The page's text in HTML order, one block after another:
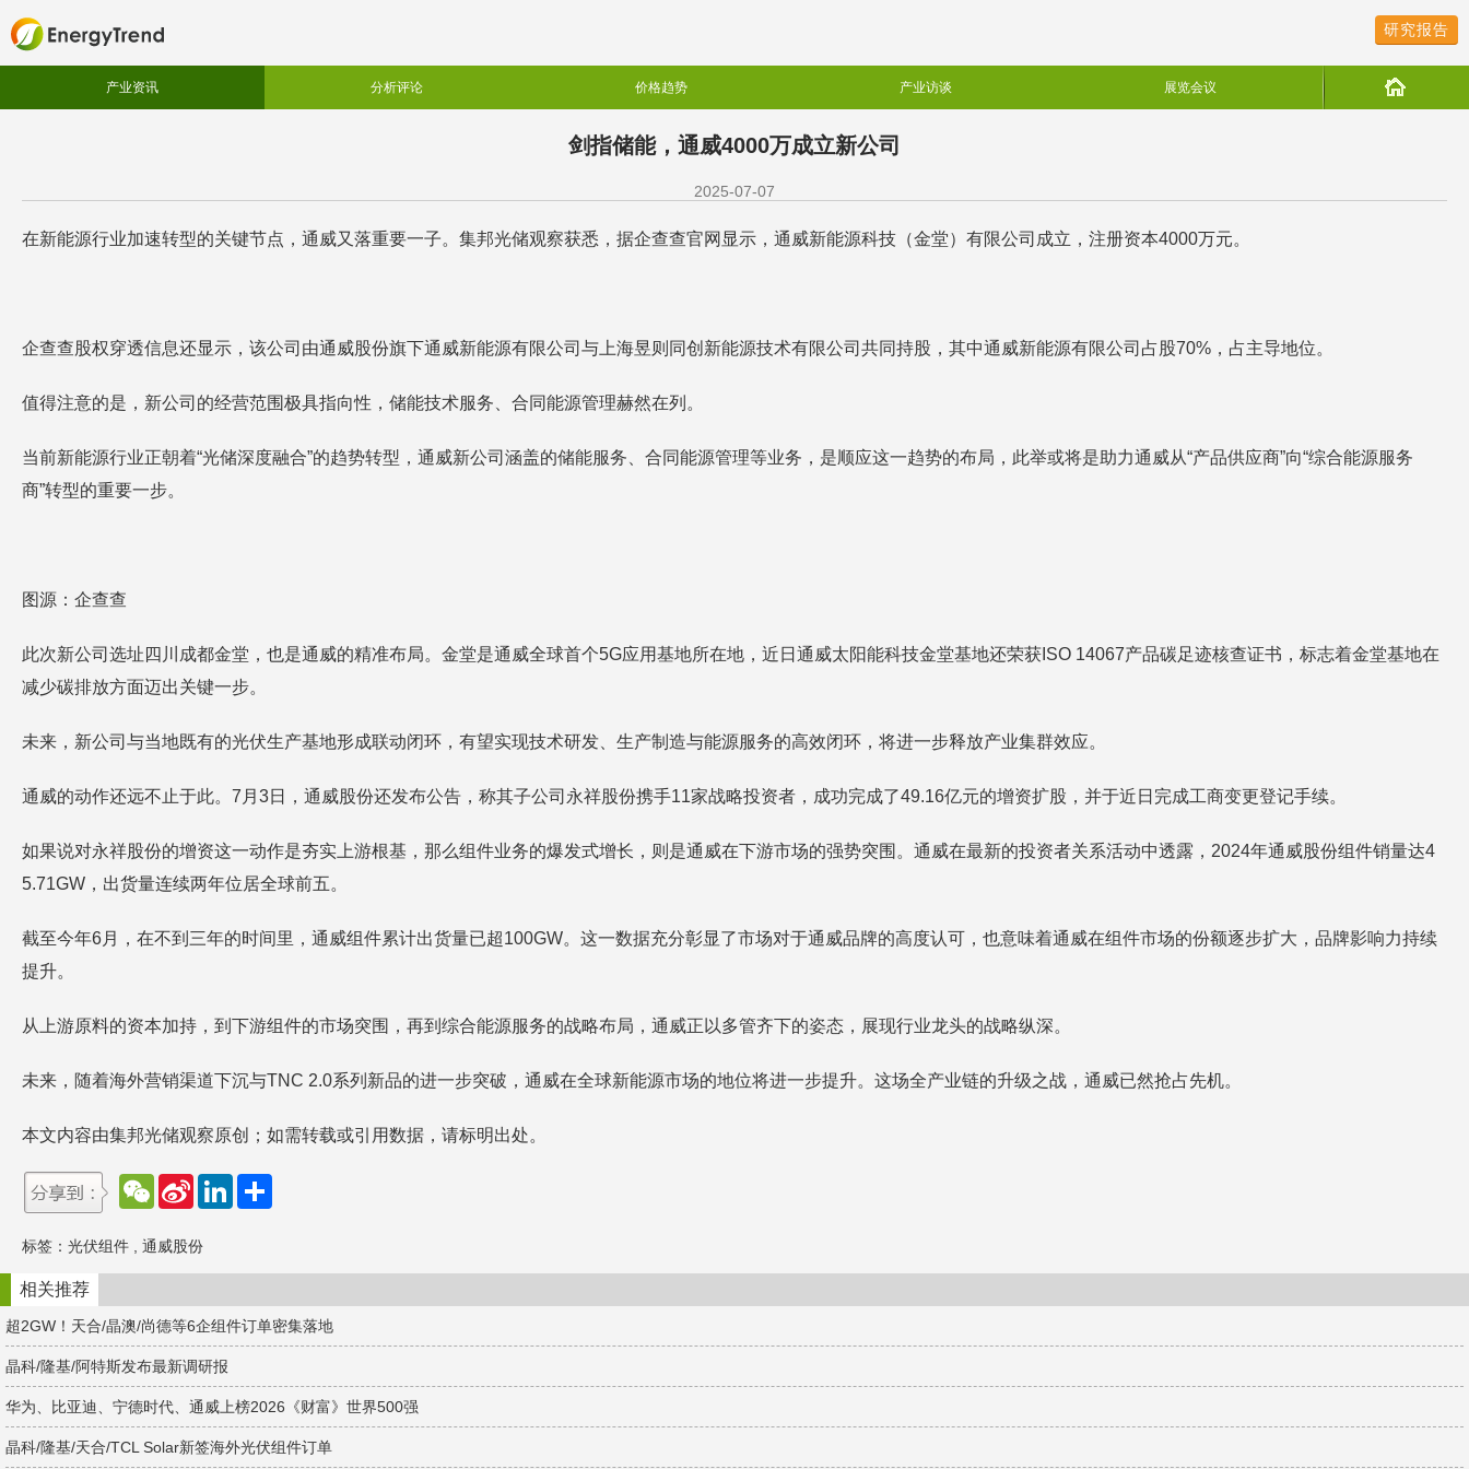
研究报告
产业资讯 分析评论 价格趋势 产业访谈 展览会议
剑指储能，通威4000万成立新公司
2025-07-07
在新能源行业加速转型的关键节点，通威又落重要一子。集邦光储观察获悉，据企查查官网显示，通威新能源科技（金堂）有限公司成立，注册资本4000万元。
企查查股权穿透信息还显示，该公司由通威股份旗下通威新能源有限公司与上海昱则同创新能源技术有限公司共同持股，其中通威新能源有限公司占股70%，占主导地位。
值得注意的是，新公司的经营范围极具指向性，储能技术服务、合同能源管理赫然在列。
当前新能源行业正朝着“光储深度融合”的趋势转型，通威新公司涵盖的储能服务、合同能源管理等业务，是顺应这一趋势的布局，此举或将是助力通威从“产品供应商”向“综合能源服务
商”转型的重要一步。
图源：企查查
此次新公司选址四川成都金堂，也是通威的精准布局。金堂是通威全球首个5G应用基地所在地，近日通威太阳能科技金堂基地还荣获ISO 14067产品碳足迹核查证书，标志着金堂基地在
减少碳排放方面迈出关键一步。
未来，新公司与当地既有的光伏生产基地形成联动闭环，有望实现技术研发、生产制造与能源服务的高效闭环，将进一步释放产业集群效应。
通威的动作还远不止于此。7月3日，通威股份还发布公告，称其子公司永祥股份携手11家战略投资者，成功完成了49.16亿元的增资扩股，并于近日完成工商变更登记手续。
如果说对永祥股份的增资这一动作是夯实上游根基，那么组件业务的爆发式增长，则是通威在下游市场的强势突围。通威在最新的投资者关系活动中透露，2024年通威股份组件销量达4
5.71GW，出货量连续两年位居全球前五。
截至今年6月，在不到三年的时间里，通威组件累计出货量已超100GW。这一数据充分彰显了市场对于通威品牌的高度认可，也意味着通威在组件市场的份额逐步扩大，品牌影响力持续
提升。
从上游原料的资本加持，到下游组件的市场突围，再到综合能源服务的战略布局，通威正以多管齐下的姿态，展现行业龙头的战略纵深。
未来，随着海外营销渠道下沉与TNC 2.0系列新品的进一步突破，通威在全球新能源市场的地位将进一步提升。这场全产业链的升级之战，通威已然抢占先机。
本文内容由集邦光储观察原创；如需转载或引用数据，请标明出处。
W
e
h
a
t
S
W
e
b
o
L
d
n
标签： 光伏组件 通威股份
相关推荐
超2GW！天合/晶澳/尚德等6企组件订单密集落地
晶科/隆基/阿特斯发布最新调研报
华为、比亚迪、宁德时代、通威上榜2026《财富》世界500强
晶科/隆基/天合/TCL Solar新签海外光伏组件订单